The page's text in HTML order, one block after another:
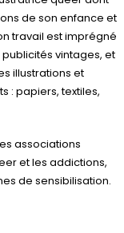
de son enfance et
travail est imprégné
vintages, et
illustrations et
: papiers, textiles,
associations
et les addictions,
de sensibilisation.